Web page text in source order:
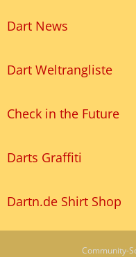
Dart News
Dart Weltrangliste
Check in the Future
Darts Graffiti
Dartn.de Shirt Shop
Community-